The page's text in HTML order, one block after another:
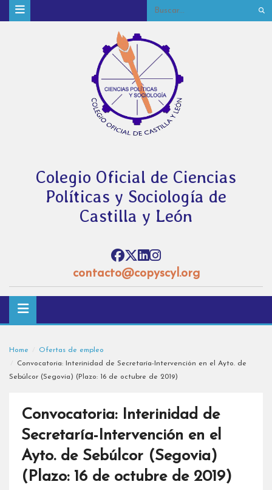
Colegio Oficial de Ciencias
Políticas y Sociología de
Castilla y León
contacto@copyscyl.org
Home
Ofertas de empleo
Convocatoria: Interinidad de Secretaría-Intervención en el Ayto. de
Sebúlcor (Segovia) (Plazo: 16 de octubre de 2019)
Convocatoria: Interinidad de
Secretaría-Intervención en el
Ayto. de Sebúlcor (Segovia)
(Plazo: 16 de octubre de 2019)